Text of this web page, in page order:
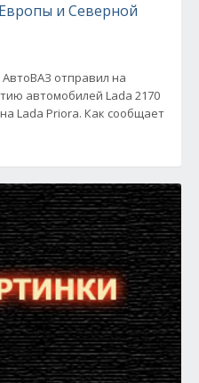
и Северной
отправил на
автомобилей Lada 2170
Lada Priora. Как сообщает